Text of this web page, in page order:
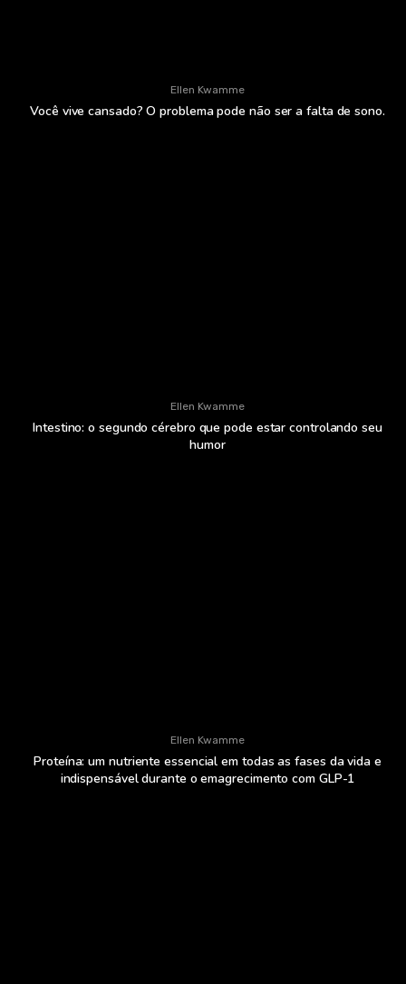
Ellen Kwamme
Você vive cansado? O problema pode não ser a falta de sono.
Ellen Kwamme
Intestino: o segundo cérebro que pode estar controlando seu
humor
Ellen Kwamme
Proteína: um nutriente essencial em todas as fases da vida e
indispensável durante o emagrecimento com GLP-1